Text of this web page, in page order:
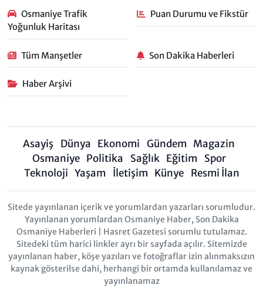
Osmaniye Trafik
Yoğunluk Haritası
Puan Durumu ve Fikstür
Tüm Manşetler Son Dakika Haberleri
Haber Arşivi
Asayiş Dünya Ekonomi Gündem Magazin
Osmaniye Politika Sağlık Eğitim
Spor
Teknoloji Yaşam İletişim Künye Resmi İlan
Sitede yayınlanan içerik ve yorumlardan yazarları sorumludur.
Yayınlanan yorumlardan Osmaniye Haber, Son Dakika
Osmaniye Haberleri | Hasret Gazetesi sorumlu tutulamaz.
Sitedeki tüm harici linkler ayrı bir sayfada açılır. Sitemizde
yayınlanan haber, köşe yazıları ve fotoğraflar izin alınmaksızın
kaynak gösterilse dahi, herhangi bir ortamda kullanılamaz ve
yayınlanamaz